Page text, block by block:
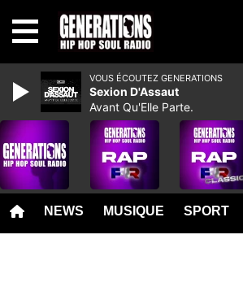
NEWS MUSIQUE SPORT
VOUS ÉCOUTEZ GENERATIONS
Sexion D'Assaut
Avant Qu'Elle Parte.